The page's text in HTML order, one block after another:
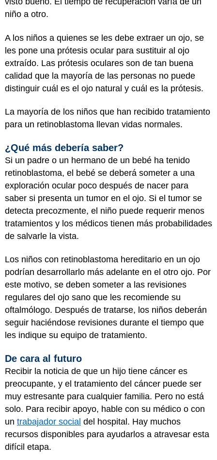
niño a otro.
A los niños a quienes se les debe extraer un ojo, se
les pone una prótesis ocular para sustituir al ojo
extraído. Las prótesis oculares son de tan buena
calidad que la mayoría de las personas no puede
distinguir cuál es el ojo natural y cuál es la prótesis.
La mayoría de los niños que han recibido tratamiento
para un retinoblastoma llevan vidas normales.
¿Qué más debería saber?
Si un padre o un hermano de un bebé ha tenido
retinoblastoma, el bebé se deberá someter a una
exploración ocular poco después de nacer para
saber si presenta un tumor en el ojo. Si el tumor se
detecta precozmente, el niño puede requerir menos
tratamientos y los médicos tienen más probabilidades
de salvarle la vista.
Los niños con retinoblastoma hereditario en un ojo
podrían desarrollarlo más adelante en el otro ojo. Por
este motivo, se deben someter a las revisiones
regulares del ojo sano que les recomiende su
oftalmólogo. Después de tratarse, los niños deberán
seguir haciéndose revisiones durante el tiempo que
les indique su equipo de tratamiento.
De cara al futuro
Recibir la noticia de que un hijo tiene cáncer es
preocupante, y el tratamiento del cáncer puede ser
muy estresante para cualquier familia. Pero no está
solo. Para recibir apoyo, hable con su médico o con
un trabajador social del hospital. Hay muchos
recursos disponibles para ayudarlos a atravesar esta
difícil etapa.